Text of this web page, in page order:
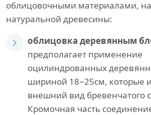
облицовочными материалами,
натуральной древесины:
облицовка деревянным
предполагает применение
оцилиндрованных
шириной 18−25см, которые
внешний вид бревенчатого
Кромочная часть